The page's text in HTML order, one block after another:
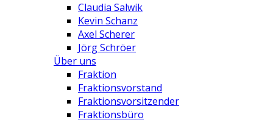
Claudia Salwik
Kevin Schanz
Axel Scherer
Jörg Schröer
Über uns
Fraktion
Fraktionsvorstand
Fraktionsvorsitzender
Fraktionsbüro